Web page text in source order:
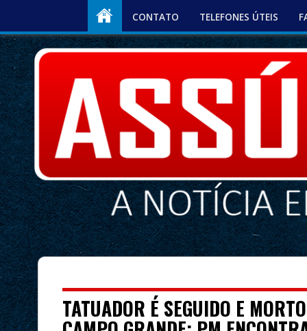
CONTATO TELEFONES ÚTEIS
TATUADOR É SEGUIDO E